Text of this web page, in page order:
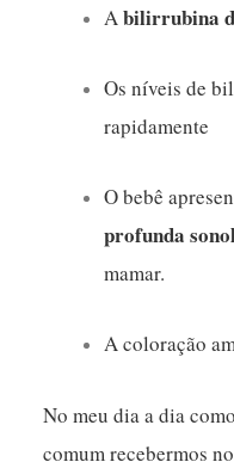
Abilirrubina
Os níveis de
rapidamente
O bebê
profunda
mamar.
A coloração
No meu dia a dia
comum recebermos